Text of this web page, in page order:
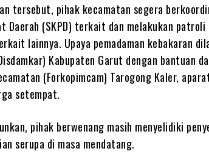
tersebut, pihak kecamatan segera
Daerah (SKPD) terkait dan melakukan patroli
lainnya. Upaya pemadaman kebakaran
Kabupaten Garut dengan bantuan
(Forkopimcam) Tarogong Kaler,
setempat.
pihak berwenang masih menyelidiki
serupa di masa mendatang.